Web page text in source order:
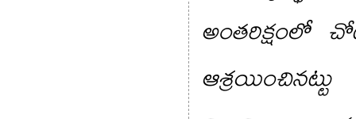
అంతరిక్షంలో
ఆశ్రయించినట్టు